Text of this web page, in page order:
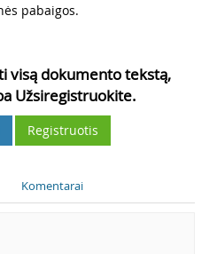
pabaigos.
visą dokumento tekstą,
Užsiregistruokite.
Registruotis
Komentarai